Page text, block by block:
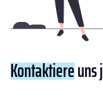
Kontaktiere